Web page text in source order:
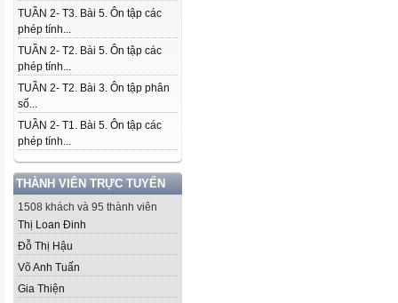
TUẦN 2- T3. Bài 5. Ôn tập các
phép tính...
TUẦN 2- T2. Bài 5. Ôn tập các
phép tính...
TUẦN 2- T2. Bài 3. Ôn tập phân
số...
TUẦN 2- T1. Bài 5. Ôn tập các
phép tính...
THÀNH VIÊN TRỰC TUYẾN
1508 khách và 95 thành viên
Thị Loan Đinh
Đỗ Thị Hậu
Võ Anh Tuấn
Gia Thiện